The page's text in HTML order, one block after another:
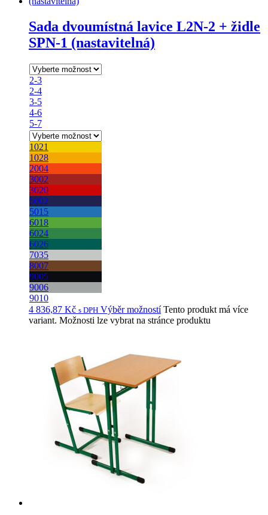
Sada dvoumístná lavice L2N-2 + židle
SPN-1 (nastavitelná)
2-3
2-4
3-5
4-6
5-7
1021
1028
2004
3002
3020
5002
5015
6018
6024
6026
7035
8007
9005
9006
9010
4 836,87 Kč s DPH Výběr možností Tento produkt má více
variant. Možnosti lze vybrat na stránce produktu